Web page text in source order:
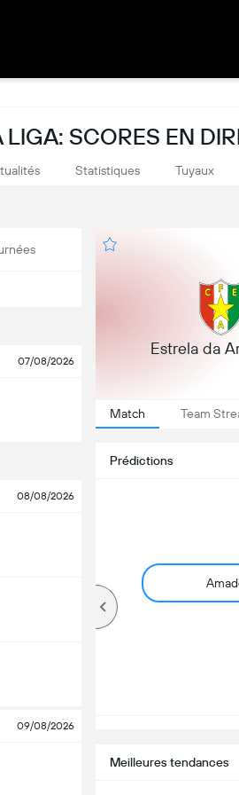
SCORES EN
Statistiques Tuyaux
07/08/2026
08/08/2026
09/08/2026
Estrela da
Match Team
Prédictions
Meilleures tendances